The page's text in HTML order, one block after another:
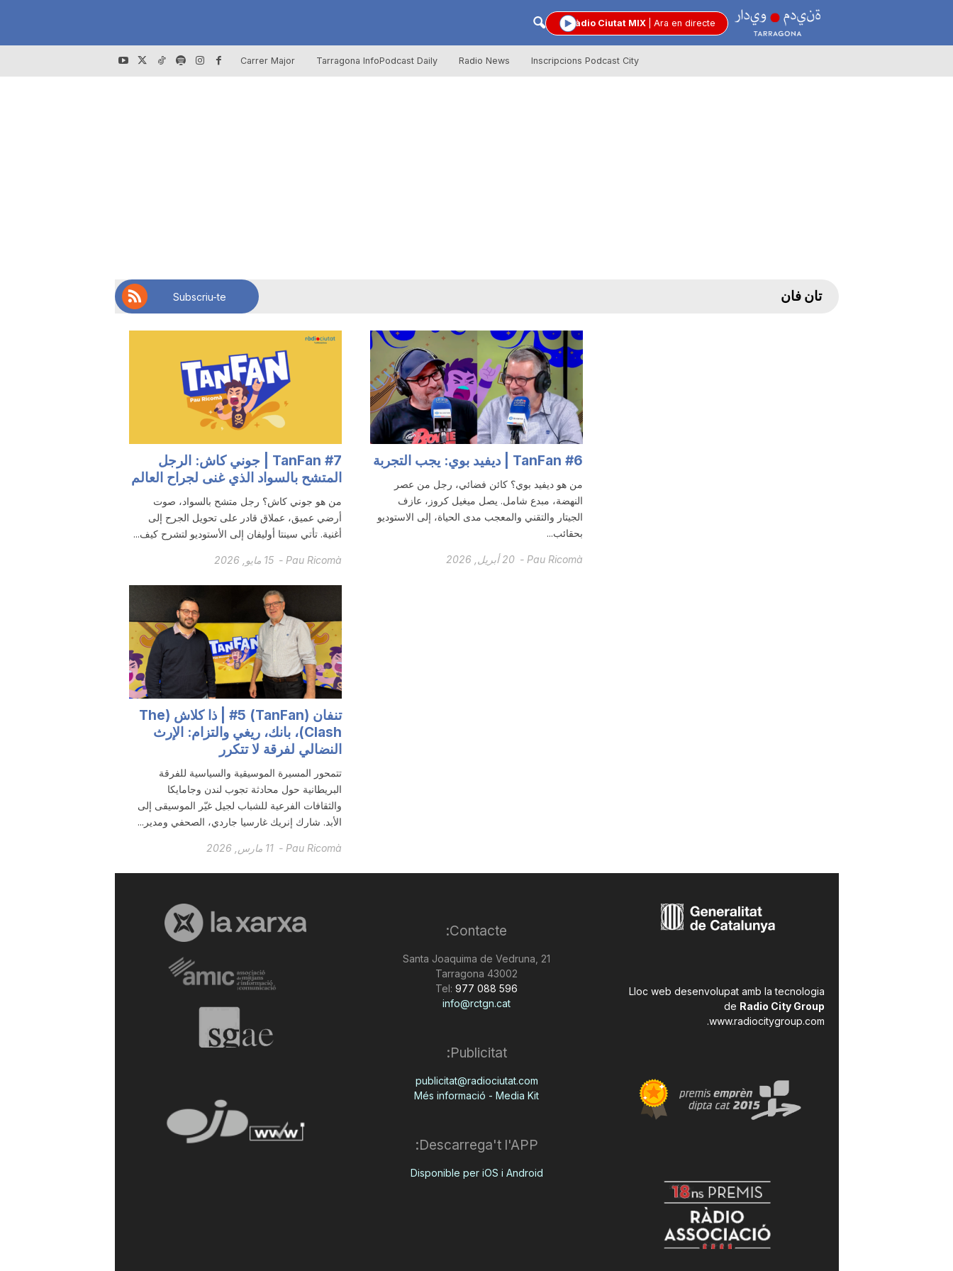
R
n
Ara en directe
Ràdio Ciutat MIX
Carrer Major Tarragona InfoPodcast Daily Radio News Inscripcions Podcast City
تان فان Subscriu-te
TanFan #7 | جوني كاش: الرجل
المتشح بالسواد الذي غنى لجراح العالم
من هو جوني كاش؟ رجل متشح بالسواد، صوت
أرضي عميق، عملاق قادر على تحويل الجرح إلى
أغنية. تأتي سينتا أوليفان إلى الأستوديو لتشرح كيف...
Pau Ricomà
- 15 مايو, 2026
TanFan #6 | ديفيد بوي: يجب التجربة
من هو ديفيد بوي؟ كائن فضائي، رجل من عصر
النهضة، مبدع شامل. يصل ميغيل كروز، عازف
الجيتار والتقني والمعجب مدى الحياة، إلى الاستوديو
بحقائب...
Pau Ricomà
- 20 أبريل, 2026
تنفان (TanFan) #5 | ذا كلاش (The
Clash)، بانك، ريغي والتزام: الإرث
النضالي لفرقة لا تتكرر
تتمحور المسيرة الموسيقية والسياسية للفرقة
البريطانية حول محادثة تجوب لندن وجامايكا
والثقافات الفرعية للشباب لجيل غيّر الموسيقى إلى
الأبد. شارك إنريك غارسيا جاردي، الصحفي ومدير...
Pau Ricomà
- 11 مارس, 2026
Contacte:
Santa Joaquima de Vedruna, 21
43002 Tarragona
Tel: 977 088 596
info@rctgn.cat
Publicitat:
publicitat@radiociutat.com
Més informació - Media Kit
Descarrega't l'APP:
Disponible per iOS i Android
Lloc web desenvolupat amb la tecnologia
de Radio City Group
www.radiocitygroup.com
.